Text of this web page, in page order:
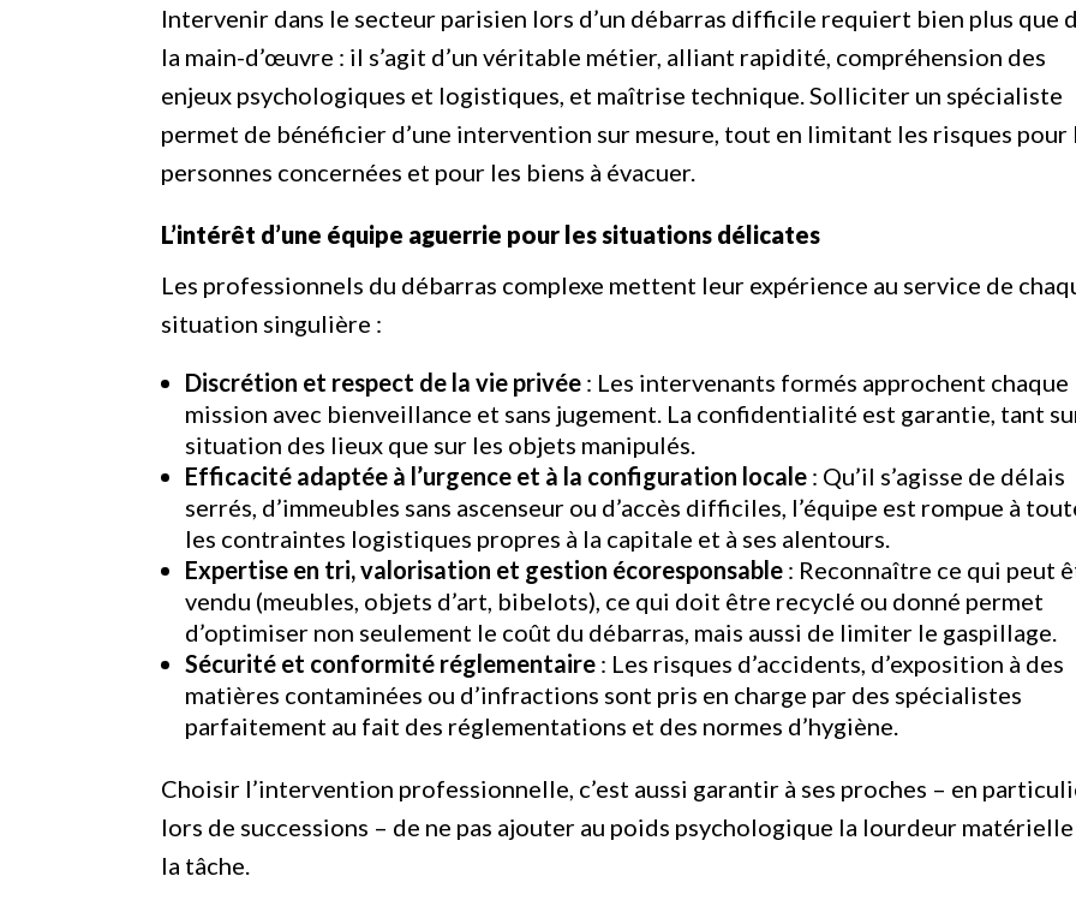
Intervenir dans le secteur parisien lors d’un débarras difficile requiert bien plus que
la main-d’œuvre : il s’agit d’un véritable métier, alliant rapidité, compréhension des
enjeux psychologiques et logistiques, et maîtrise technique. Solliciter un spécialiste
permet de bénéficier d’une intervention sur mesure, tout en limitant les risques pour
personnes concernées et pour les biens à évacuer.
L’intérêt d’une équipe aguerrie pour les situations délicates
Les professionnels du débarras complexe mettent leur expérience au service de
situation singulière :
Discrétion et respect de la vie privée : Les intervenants formés approchent chaque
mission avec bienveillance et sans jugement. La confidentialité est garantie, tant
situation des lieux que sur les objets manipulés.
Efficacité adaptée à l’urgence et à la configuration locale : Qu’il s’agisse de délais
serrés, d’immeubles sans ascenseur ou d’accès difficiles, l’équipe est rompue à
les contraintes logistiques propres à la capitale et à ses alentours.
Expertise en tri, valorisation et gestion écoresponsable : Reconnaître ce qui peut
vendu (meubles, objets d’art, bibelots), ce qui doit être recyclé ou donné permet
d’optimiser non seulement le coût du débarras, mais aussi de limiter le gaspillage.
Sécurité et conformité réglementaire : Les risques d’accidents, d’exposition à des
matières contaminées ou d’infractions sont pris en charge par des spécialistes
parfaitement au fait des réglementations et des normes d’hygiène.
Choisir l’intervention professionnelle, c’est aussi garantir à ses proches – en
lors de successions – de ne pas ajouter au poids psychologique la lourdeur
la tâche.